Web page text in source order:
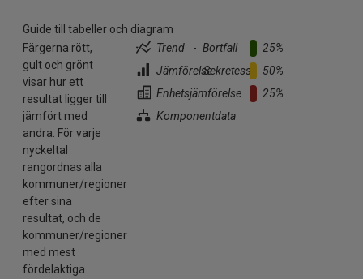
Guide till tabeller och diagram
Färgerna rött,
gult och grönt
visar hur ett
resultat ligger till
jämfört med
andra. För varje
nyckeltal
rangordnas alla
kommuner/regioner
efter sina
resultat, och de
kommuner/regioner
med mest
fördelaktiga
Trend
Jämförelse
Enhetsjämförelse
Komponentdata
- Bortfall
.. Sekretess
25%
50%
25%